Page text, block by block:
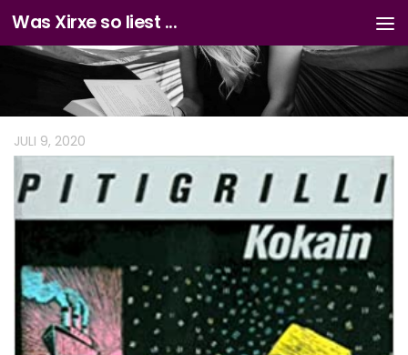
Zum Inhalt springen
Was Xirxe so liest ...
JULI 9, 2020